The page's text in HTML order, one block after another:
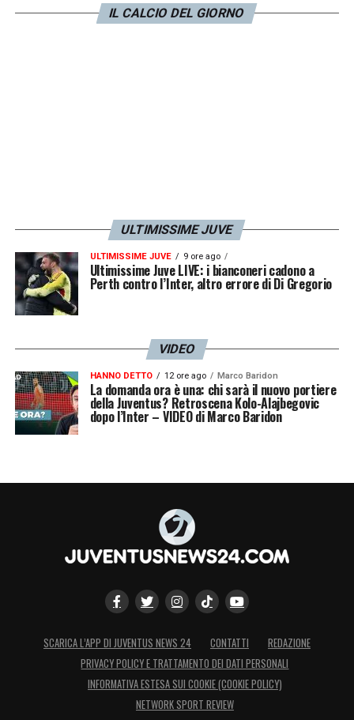
dell’ex arbitro Rosetti.IL CALCIO DEL GIORNO
ULTIMISSIME JUVE
ULTIMISSIME JUVE 9 ore ago
Ultimissime Juve LIVE: i bianconeri cadono a
Perth contro l’Inter, altro errore di Di Gregorio
VIDEO
HANNO DETTO 12 ore ago Marco Baridon
La domanda ora è una: chi sarà il nuovo portiere
della Juventus? Retroscena Kolo-Alajbegovic
dopo l’Inter – VIDEO di Marco Baridon
SCARICA L’APP DI JUVENTUS NEWS 24 CONTATTI
REDAZIONE
PRIVACY POLICY E TRATTAMENTO DEI DATI PERSONALI
INFORMATIVA ESTESA SUI COOKIE (COOKIE POLICY)
NETWORK SPORT REVIEW